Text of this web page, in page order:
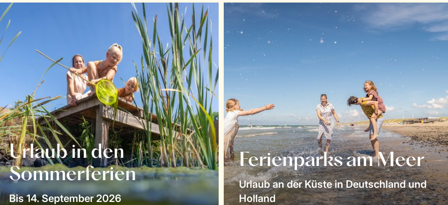
Urlaub in den
Sommerferien
Bis 14. September 2026
Ferienparks am Meer
Urlaub an der Küste in Deutschland und
Holland